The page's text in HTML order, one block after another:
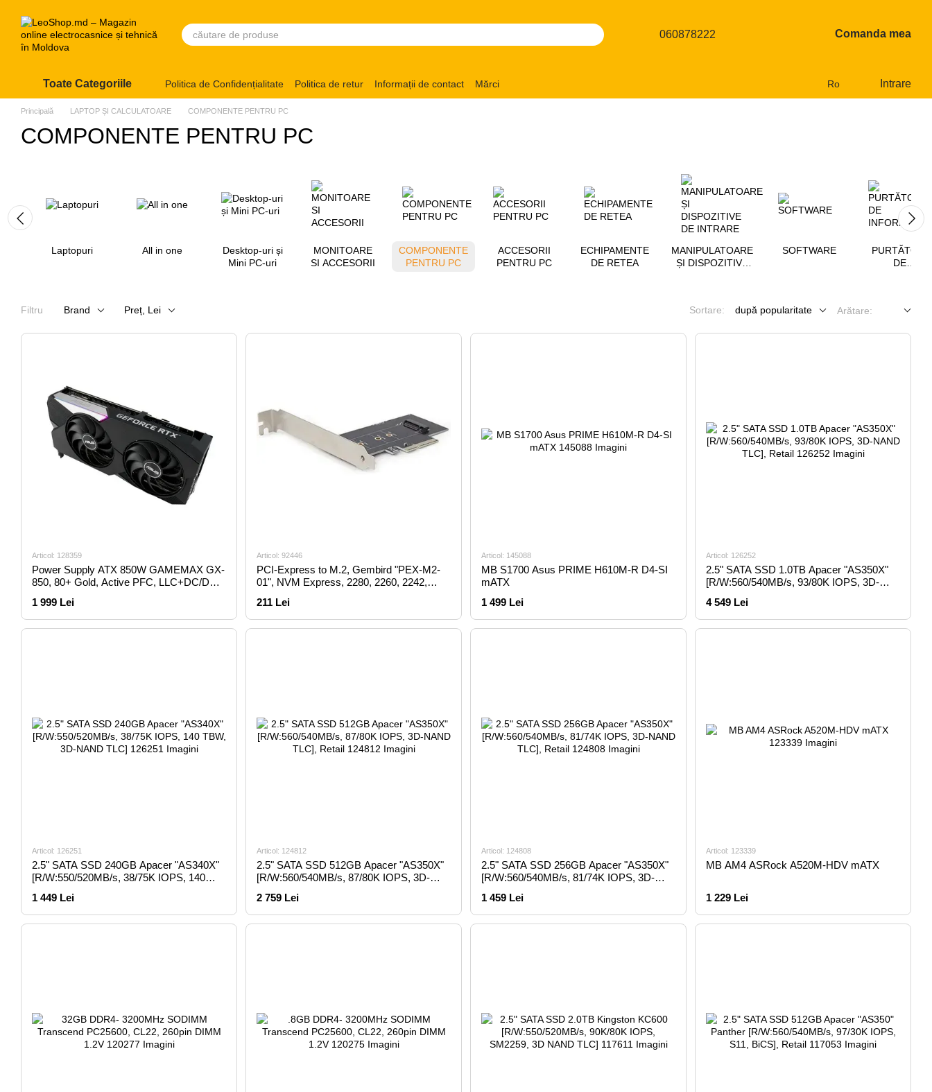
060878222 Comanda mea
Toate Categoriile Politica de Confidențialitate Politica de retur Informații de contact Mărci Ro Intrare
Principală LAPTOP ȘI CALCULATOARE COMPONENTE PENTRU PC
COMPONENTE PENTRU PC
Laptopuri All in one
Desktop-uri și
Mini PC-uri
MONITOARE
SI ACCESORII
COMPONENTE
PENTRU PC
ACCESORII
PENTRU PC
ECHIPAMENTE
DE RETEA
MANIPULATOARE
ȘI DISPOZITIVE
SOFTWARE
PURTĂTORI
DE
Filtru Brand Preț, Lei Sortare: după popularitate Arătare:
Articol: 128359
Power Supply ATX 850W GAMEMAX GX-
850, 80+ Gold, Active PFC, LLC+DC/DC,
1 999 Lei
Articol: 92446
PCI-Express to M.2, Gembird "PEX-M2-
01", NVM Express, 2280, 2260, 2242,
211 Lei
Articol: 145088
MB S1700 Asus PRIME H610M-R D4-SI
mATX
1 499 Lei
Articol: 126252
2.5" SATA SSD 1.0TB Apacer "AS350X"
[R/W:560/540MB/s, 93/80K IOPS, 3D-
4 549 Lei
Articol: 126251
2.5" SATA SSD 240GB Apacer "AS340X"
[R/W:550/520MB/s, 38/75K IOPS, 140
1 449 Lei
Articol: 124812
2.5" SATA SSD 512GB Apacer "AS350X"
[R/W:560/540MB/s, 87/80K IOPS, 3D-
2 759 Lei
Articol: 124808
2.5" SATA SSD 256GB Apacer "AS350X"
[R/W:560/540MB/s, 81/74K IOPS, 3D-
1 459 Lei
Articol: 123339
MB AM4 ASRock A520M-HDV mATX
1 229 Lei